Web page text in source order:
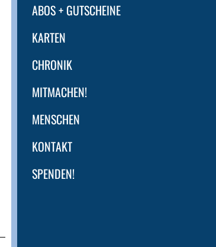
ABOS + GUTSCHEINE
KARTEN
CHRONIK
MITMACHEN!
MENSCHEN
KONTAKT
SPENDEN!